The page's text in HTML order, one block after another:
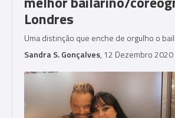
Londres
Uma distinção que enche de orgulho o
Sandra S. Gonçalves, 12 Dezembro